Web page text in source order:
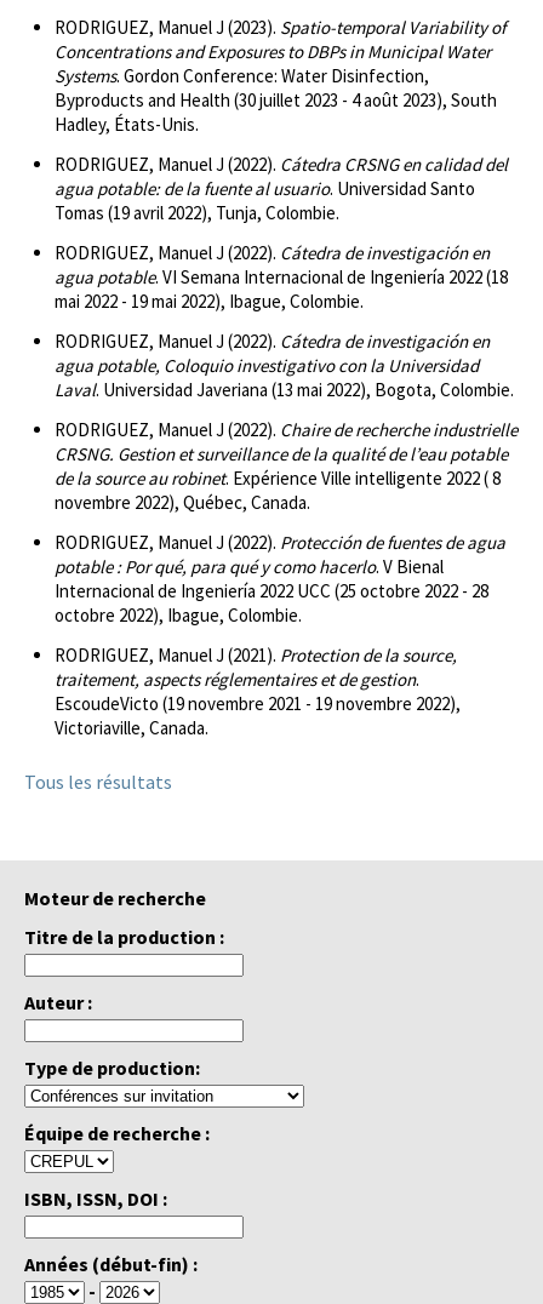
RODRIGUEZ, Manuel J (2023). Spatio-temporal Variability of
Concentrations and Exposures to DBPs in Municipal Water
Systems. Gordon Conference: Water Disinfection,
Byproducts and Health (30 juillet 2023 - 4 août 2023), South
Hadley, États-Unis.
RODRIGUEZ, Manuel J (2022). Cátedra CRSNG en calidad del
agua potable: de la fuente al usuario. Universidad Santo
Tomas (19 avril 2022), Tunja, Colombie.
RODRIGUEZ, Manuel J (2022). Cátedra de investigación en
agua potable. VI Semana Internacional de Ingeniería 2022 (18
mai 2022 - 19 mai 2022), Ibague, Colombie.
RODRIGUEZ, Manuel J (2022). Cátedra de investigación en
agua potable, Coloquio investigativo con la Universidad
Laval. Universidad Javeriana (13 mai 2022), Bogota, Colombie.
RODRIGUEZ, Manuel J (2022). Chaire de recherche industrielle
CRSNG. Gestion et surveillance de la qualité de l’eau potable
de la source au robinet. Expérience Ville intelligente 2022 ( 8
novembre 2022), Québec, Canada.
RODRIGUEZ, Manuel J (2022). Protección de fuentes de agua
potable : Por qué, para qué y como hacerlo. V Bienal
Internacional de Ingeniería 2022 UCC (25 octobre 2022 - 28
octobre 2022), Ibague, Colombie.
RODRIGUEZ, Manuel J (2021). Protection de la source,
traitement, aspects réglementaires et de gestion.
EscoudeVicto (19 novembre 2021 - 19 novembre 2022),
Victoriaville, Canada.
Tous les résultats
Moteur de recherche
Titre de la production :
Auteur :
Type de production:
Équipe de recherche :
ISBN, ISSN, DOI :
Années (début-fin) :
-